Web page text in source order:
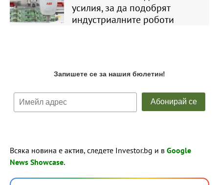
усилия, за да подобрят
индустриалните роботи
Всяка новина е актив, следете Investor.bg и в Google
News Showcase.